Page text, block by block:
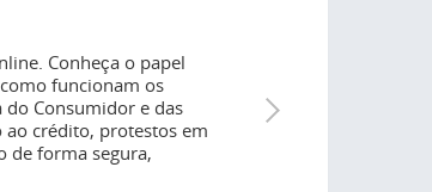
Conheça o papel
funcionam os
do Consumidor e das
ao crédito, protestos em
de forma segura,